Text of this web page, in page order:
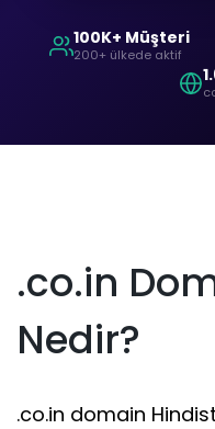
100K+ Müşteri
200+ ülkede aktif
.co.in
Nedir?
.co.in domain